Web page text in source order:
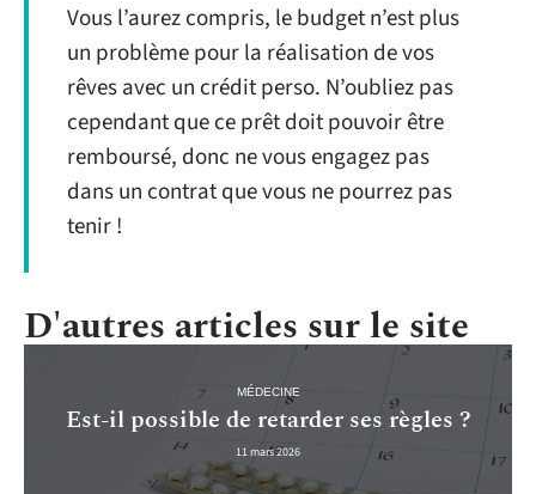
Vous l’aurez compris, le budget n’est plus
un problème pour la réalisation de vos
rêves avec un crédit perso. N’oubliez pas
cependant que ce prêt doit pouvoir être
remboursé, donc ne vous engagez pas
dans un contrat que vous ne pourrez pas
tenir !
D'autres articles sur le site
MÉDECINE
Est-il possible de retarder ses règles ?
11 mars 2026